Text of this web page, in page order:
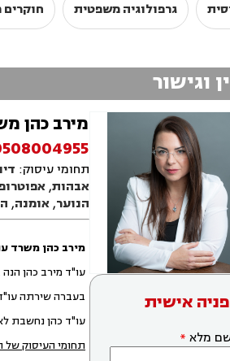
גרפולוגיה משפטית חוקרים
וגישור
פניה אישית
מלא
מירב כהן
תחומי עיסוק:
אבהות,
הנוער,אומנה,
מירב כהן משרד
עו"ד מירב כהן הנה
בעברה שירתה
עו"ד כהן נחשבת
תחומי העיסוק